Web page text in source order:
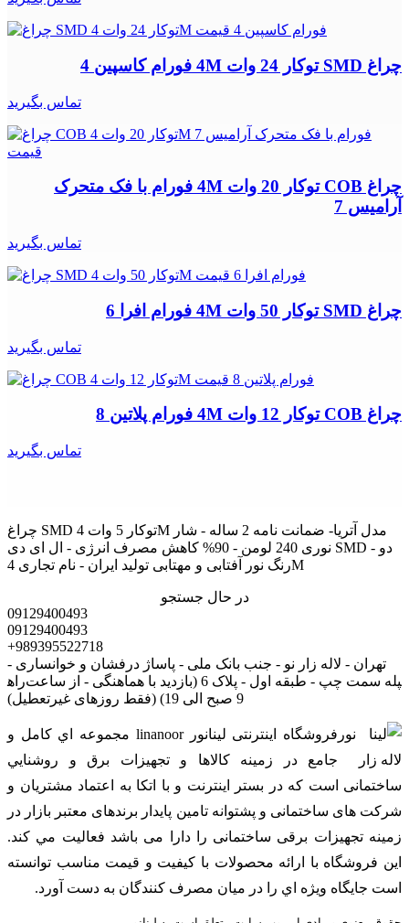
چراغ SMD توکار 24 وات 4M فورام کاسپین 4
تماس بگیرید
چراغ COB توکار 20 وات 4M فورام با فک متحرک
آرامیس 7
تماس بگیرید
چراغ SMD توکار 50 وات 4M فورام افرا 6
تماس بگیرید
چراغ COB توکار 12 وات 4M فورام پلاتین 8
تماس بگیرید
چراغ SMD توکار 5 وات 4M مدل آتریا- ضمانت نامه 2 ساله - شار
نوری 240 لومن - 90% کاهش مصرف انرژی - ال ای دی SMD - دو
رنگ نور آفتابی و مهتابی تولید ایران - نام تجاری 4M
در حال جستجو
09129400493
09129400493
+989395522718
تهران - لاله زار نو - جنب بانک ملی - پاساژ درفشان و خوانساری -
راه‎پله سمت چپ - طبقه اول - پلاک 6 (بازدید با هماهنگی - از ساعت
9 صبح الی 19) (فقط روزهای غیرتعطیل)
فروشگاه اینترنتی لینانور linanoor مجموعه اي کامل و
جامع در زمينه کالاها و تجهيزات برق و روشنايي
ساختمانی است که در بستر اينترنت و با اتکا به اعتماد مشتریان و
شرکت های ساختمانی و پشتوانه تامین پایدار برندهای معتبر بازار در
زمینه تجهیزات برقی ساختمانی را دارا می باشد فعالیت مي کند.
اين فروشگاه با ارائه محصولات با کيفيت و قيمت مناسب توانسته
است جايگاه ويژه اي را در ميان مصرف کنندگان به دست آورد.